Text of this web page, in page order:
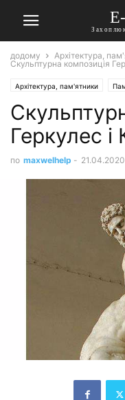
додому Архітектура,
Скульптурна композиція
Архітектура, пам'ятники
Геркулес і
по maxwelhelp - 21.04.2020